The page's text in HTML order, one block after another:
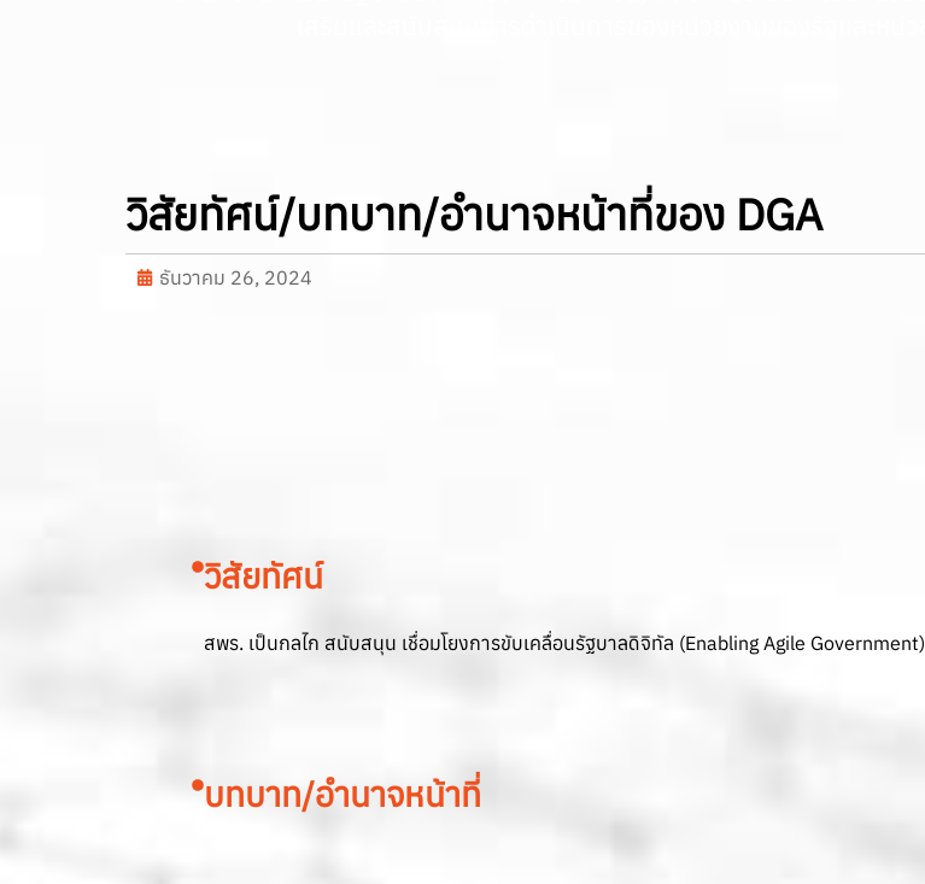
วิสัยทัศน์/บทบาท/อำนาจหน้าที่ของ DGA
ธันวาคม 26, 2024
วิสัยทัศน์
สพร. เป็นกลไก สนับสนุน เชื่อมโยงการขับเคลื่อนรัฐบาลดิจิทัล (Enabling Agile Government)
บทบาท/อำนาจหน้าที่